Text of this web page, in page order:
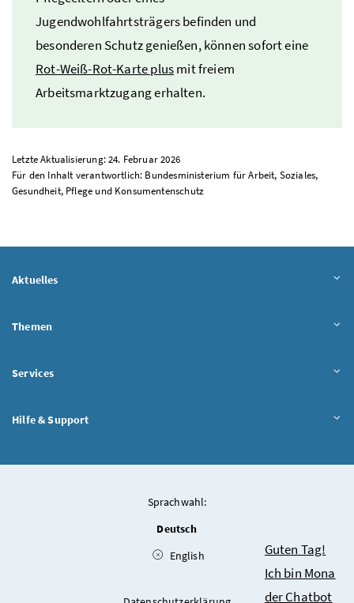
Jugendwohlfahrtsträgers befinden und
besonderen Schutz genießen, können sofort eine
Rot-Weiß-Rot-Karte plusmit freiem
Arbeitsmarktzugang erhalten.
Letzte Aktualisierung: 24. Februar 2026
Für den Inhalt verantwortlich: Bundesministerium für Arbeit, Soziales,
Gesundheit, Pflege und Konsumentenschutz
Aktuelles
Themen
Services
Hilfe & Support
Sprachwahl:
Deutsch
English
Chatbot
Guten Tag!
Ich bin Mona
der Chatbot